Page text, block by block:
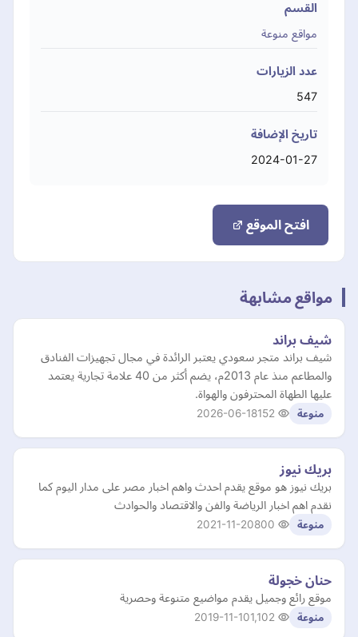
القسم
مواقع منوعة
عدد الزيارات
547
تاريخ الإضافة
2024-01-27
افتح الموقع
مواقع مشابهة
شيف براند
شيف براند متجر سعودي يعتبر الرائدة في مجال تجهيزات الفنادق
والمطاعم منذ عام 2013م، يضم أكثر من 40 علامة تجارية يعتمد
عليها الطهاة المحترفون والهواة.
منوعة 2026-06-18
بريك نيوز
بريك نيوز هو موقع يقدم احدث واهم اخبار مصر على مدار اليوم كما
نقدم اهم اخبار الرياضة والفن والاقتصاد والحوادث
منوعة 2021-11-20
حنان خجولة
موقع رائع وجميل يقدم مواضيع متنوعة وحصرية
منوعة 2019-11-10